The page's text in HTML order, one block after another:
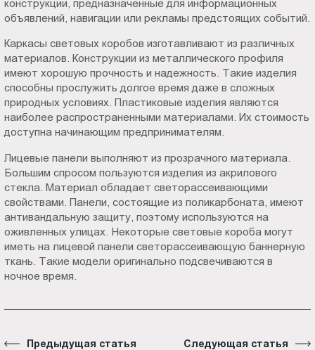
конструкции, предназначенные для информационных
объявлений, навигации или рекламы предстоящих событий.
Каркасы световых коробов изготавливают из различных
материалов. Конструкции из металлического профиля
имеют хорошую прочность и надежность. Такие изделия
способны прослужить долгое время даже в сложных
природных условиях. Пластиковые изделия являются
наиболее распространенными материалами. Их стоимость
доступна начинающим предпринимателям.
Лицевые панели выполняют из прозрачного материала.
Большим спросом пользуются изделия из акрилового
стекла. Материал обладает светорассеивающими
свойствами. Панели, состоящие из поликарбоната, имеют
антивандальную защиту, поэтому используются на
оживленных улицах. Некоторые световые короба могут
иметь на лицевой панели светорассеивающую баннерную
ткань. Такие модели оригинально подсвечиваются в
ночное время.
Предыдущая статья Следующая статья